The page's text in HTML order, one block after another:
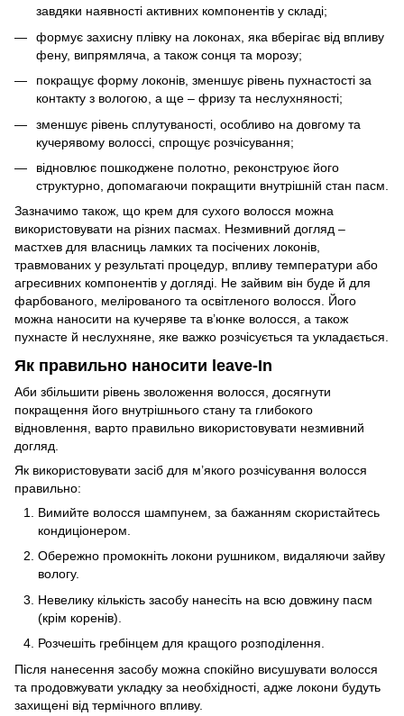
завдяки наявності активних компонентів у складі;
формує захисну плівку на локонах, яка вберігає від впливу
фену, випрямляча, а також сонця та морозу;
покращує форму локонів, зменшує рівень пухнастості за
контакту з вологою, а ще – фризу та неслухняності;
зменшує рівень сплутуваності, особливо на довгому та
кучерявому волоссі, спрощує розчісування;
відновлює пошкоджене полотно, реконструює його
структурно, допомагаючи покращити внутрішній стан пасм.
Зазначимо також, що крем для сухого волосся можна
використовувати на різних пасмах. Незмивний догляд –
мастхев для власниць ламких та посічених локонів,
травмованих у результаті процедур, впливу температури або
агресивних компонентів у догляді. Не зайвим він буде й для
фарбованого, мелірованого та освітленого волосся. Його
можна наносити на кучеряве та в’юнке волосся, а також
пухнасте й неслухняне, яке важко розчісується та укладається.
Як правильно наносити leave-In
Аби збільшити рівень зволоження волосся, досягнути
покращення його внутрішнього стану та глибокого
відновлення, варто правильно використовувати незмивний
догляд.
Як використовувати засіб для м’якого розчісування волосся
правильно:
Вимийте волосся шампунем, за бажанням скористайтесь
кондиціонером.
Обережно промокніть локони рушником, видаляючи зайву
вологу.
Невелику кількість засобу нанесіть на всю довжину пасм
(крім коренів).
Розчешіть гребінцем для кращого розподілення.
Після нанесення засобу можна спокійно висушувати волосся
та продовжувати укладку за необхідності, адже локони будуть
захищені від термічного впливу.